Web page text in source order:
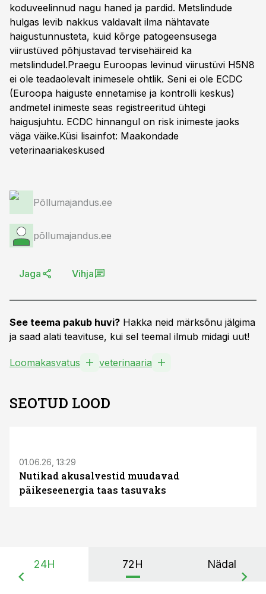
koduveelinnud nagu haned ja pardid. Metslindude
hulgas levib nakkus valdavalt ilma nähtavate
haigustunnusteta, kuid kõrge patogeensusega
viirustüved põhjustavad tervisehäireid ka
metslindudel.Praegu Euroopas levinud viirustüvi H5N8
ei ole teadaolevalt inimesele ohtlik. Seni ei ole ECDC
(Euroopa haiguste ennetamise ja kontrolli keskus)
andmetel inimeste seas registreeritud ühtegi
haigusjuhtu. ECDC hinnangul on risk inimeste jaoks
väga väike.Küsi lisainfot: Maakondade
veterinaariakeskused
Põllumajandus.ee
põllumajandus.ee
Jaga Vihja
See teema pakub huvi? Hakka neid märksõnu jälgima
ja saad alati teavituse, kui sel teemal ilmub midagi uut!
Loomakasvatus veterinaaria
SEOTUD LOOD
01.06.26, 13:29
Nutikad akusalvestid muudavad
päikeseenergia taas tasuvaks
24H 72H Nädal